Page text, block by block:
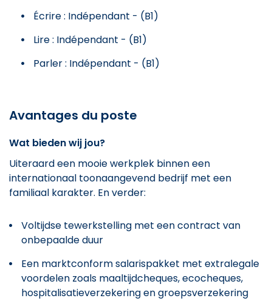
Écrire : Indépendant - (B1)
Lire : Indépendant - (B1)
Parler : Indépendant - (B1)
Avantages du poste
Wat bieden wij jou?
Uiteraard een mooie werkplek binnen een
internationaal toonaangevend bedrijf met een
familiaal karakter. En verder:
Voltijdse tewerkstelling met een contract van
onbepaalde duur
Een marktconform salarispakket met extralegale
voordelen zoals maaltijdcheques, ecocheques,
hospitalisatieverzekering en groepsverzekering